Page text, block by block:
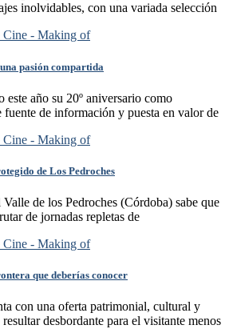
inolvidables, con una variada selección
pasión compartida
año su 20º aniversario como
fuente de información y puesta en valor de
de Los Pedroches
de los Pedroches (Córdoba) sabe que
de jornadas repletas de
que deberías conocer
con una oferta patrimonial, cultural y
desbordante para el visitante menos